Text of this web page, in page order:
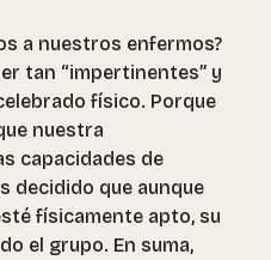
a nuestros enfermos?
tan “impertinentes” y
físico. Porque
nuestra
capacidades de
decidido que aunque
físicamente apto, su
el grupo. En suma,